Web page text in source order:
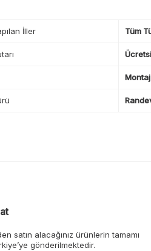
İller Tüm
satın alacağınız ürünlerin tamamı
gönderilmektedir.